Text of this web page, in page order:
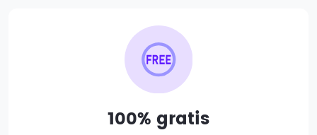
100% gratis